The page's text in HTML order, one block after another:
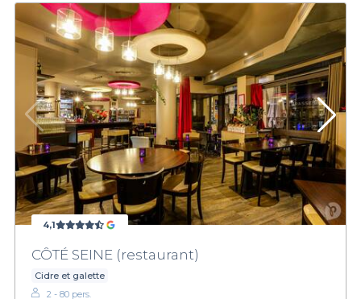
4,1
CÔTÉ SEINE (restaurant)
Cidre et galette
2 - 80 pers.